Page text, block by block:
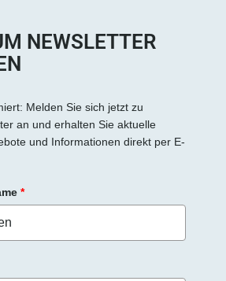
NEWSLETTER
Melden Sie sich jetzt zu
an und erhalten Sie aktuelle
und Informationen direkt per E-
*